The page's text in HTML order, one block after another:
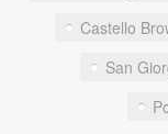
Castello
San